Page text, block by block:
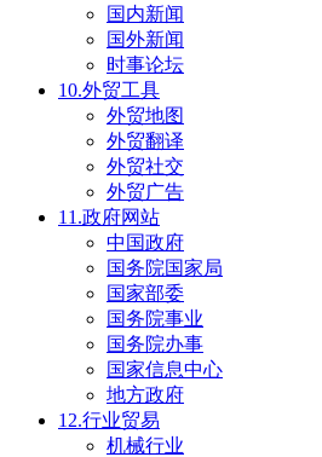
国内新闻
国外新闻
时事论坛
10.外贸工具
外贸地图
外贸翻译
外贸社交
外贸广告
11.政府网站
中国政府
国务院国家局
国家部委
国务院事业
国务院办事
国家信息中心
地方政府
12.行业贸易
机械行业